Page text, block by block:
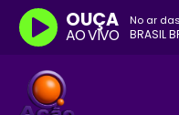
No ar das
BRASIL
OUÇA
AO VIVO